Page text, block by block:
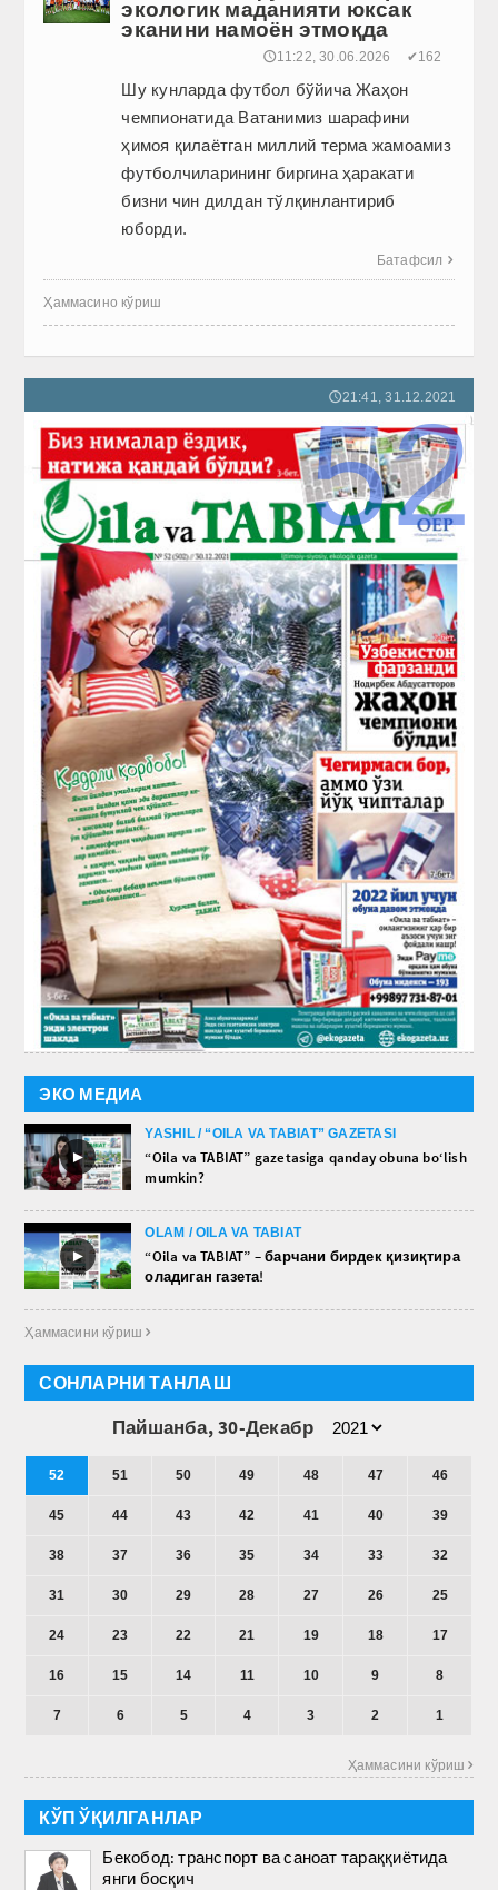
экологик маданияти юксак
эканини намоён этмоқда
🕔11:22, 30.06.2026 ✔162
Шу кунларда футбол бўйича Жаҳон
чемпионатида Ватанимиз шарафини
ҳимоя қилаётган миллий терма жамоамиз
футболчиларининг биргина ҳаракати
бизни чин дилдан тўлқинлантириб
юборди.
Батафсил 
Ҳаммасино кўриш
🕔21:41, 31.12.2021
52
ЭКО МЕДИА
►
YASHIL / “OILA VA TABIAT” GAZETASI
“Oila va TABIAT” gazetasiga qanday obuna bo‘lish
mumkin?
►
OLAM / OILA VA TABIAT
“Oila va TABIAT” – барчани бирдек қизиқтира
оладиган газета!
Ҳаммасини кўриш 
СОНЛАРНИ ТАНЛАШ
Пайшанба, 30-Декабр
52 51 50 49 48 47 46
45 44 43 42 41 40 39
38 37 36 35 34 33 32
31 30 29 28 27 26 25
24 23 22 21 19 18 17
16 15 14 11 10 9 8
7 6 5 4 3 2 1
Ҳаммасини кўриш 
КЎП ЎҚИЛГАНЛАР
Бекобод: транспорт ва саноат тараққиётида
янги босқич